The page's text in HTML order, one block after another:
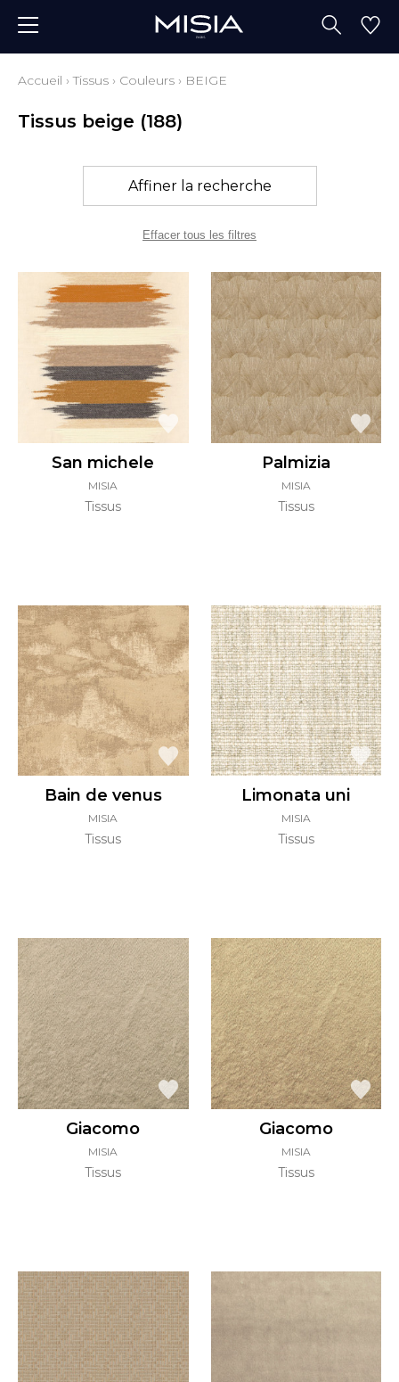
Accueil ›Tissus › Couleurs › BEIGE
Tissus beige (188)
Affiner la recherche
Effacer tous les filtres
San michele
MISIA
Tissus
Palmizia
MISIA
Tissus
Bain de venus
MISIA
Tissus
Limonata uni
MISIA
Tissus
Giacomo
MISIA
Tissus
Giacomo
MISIA
Tissus